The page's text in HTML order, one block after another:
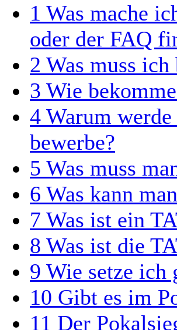
1 Was mache
oder der FAQ
2 Was muss ich
3 Wie
4 Warum
bewerbe?
5 Was muss
6 Was kann
7 Was ist ein
8 Was ist die
9 Wie setze ich
10 Gibt es im
11 Der